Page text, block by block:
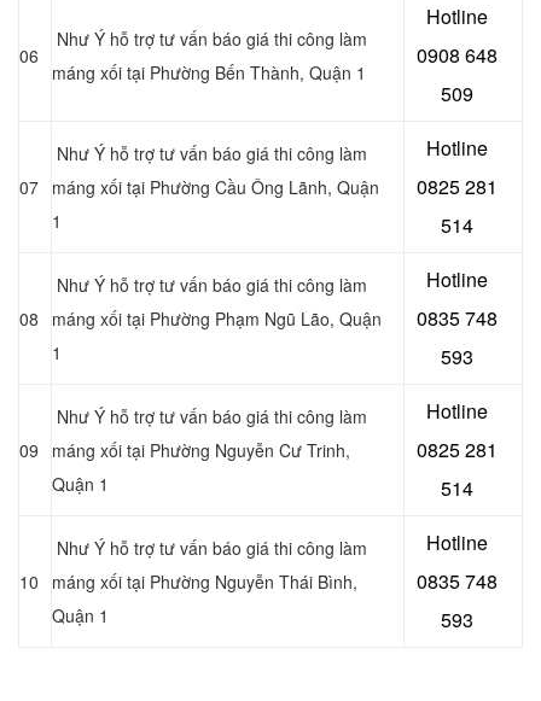
06
Như Ý hỗ trợ tư vấn báo giá thi công làm
máng xối tại Phường Bến Thành, Quận 1
Hotline
0908 648
509
07
Như Ý hỗ trợ tư vấn báo giá thi công làm
máng xối tại Phường Cầu Ông Lãnh, Quận
1
Hotline
0825 281
514
08
Như Ý hỗ trợ tư vấn báo giá thi công làm
máng xối tại Phường Phạm Ngũ Lão, Quận
1
Hotline
0835 748
593
09
Như Ý hỗ trợ tư vấn báo giá thi công làm
máng xối tại Phường Nguyễn Cư Trinh,
Quận 1
Hotline
0825 281
514
10
Như Ý hỗ trợ tư vấn báo giá thi công làm
máng xối tại Phường Nguyễn Thái Bình,
Quận 1
Hotline
0835 748
593